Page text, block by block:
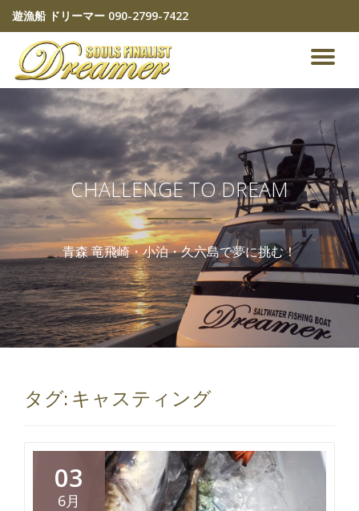
ン
へ
ス
ッ
プ
遊漁船 ドリーマー 090-2799-7422
ナ
ビ
ゲ
ー
シ
ョ
ン
を
替
CHALLENGE TO DREAM
青森 竜飛崎・小泊・久六島で夢に挑む！
タグ: キャスティング
03
6月